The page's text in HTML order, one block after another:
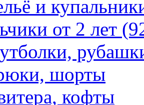
и
от 2 лет
шорты
кофты